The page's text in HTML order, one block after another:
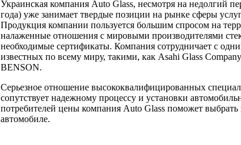
Украинская компания Auto Glass, несмотря на недолгий
года) уже занимает твердые позиции на рынке сферы
Продукция компании пользуется большим спросом на
налаженные отношения с мировыми производителями
необходимые сертификаты. Компания сотрудничает с
известных по всему миру, такими, как Asahi Glass
BENSON.
Серьезное отношение высококвалифицированных
сопутствует надежному процессу и установки
потребителей цены компания Auto Glass поможет выбрать
автомобиле.